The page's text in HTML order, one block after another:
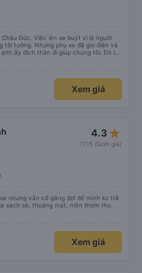
Đức. Việc lên xe buýt vì là người
tôi tưởng. Nhưng phụ xe đã gọi điện và
ấy đích thân đi giúp chúng tôi. Đó là
đứa trẻ nhỏ khá thú vị. Chúng tôi không
và đảm bảo chúng tôi đã sẵn sàng.
Mỗi giường đều có gối và chăn, và đủ
thoải mái.
Xem giá
4.3 star_rate
(715 đánh giá)
nhưng vẫn cố gắng đợi để mình ko trễ
sạch sẽ, thoáng mát, mền thơm tho.
Xem giá